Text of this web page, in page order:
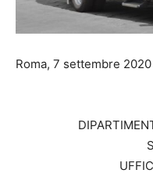
Roma, 7 settembre 2020